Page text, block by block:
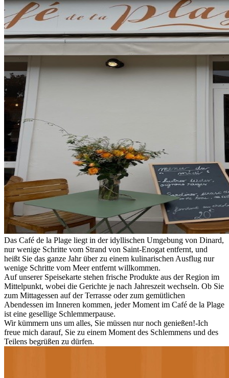
Das Café de la Plage liegt in der idyllischen Umgebung von Dinard,
nur wenige Schritte vom Strand von Saint-Enogat entfernt, und
heißt Sie das ganze Jahr über zu einem kulinarischen Ausflug nur
wenige Schritte vom Meer entfernt willkommen.
Auf unserer Speisekarte stehen frische Produkte aus der Region im
Mittelpunkt, wobei die Gerichte je nach Jahreszeit wechseln. Ob Sie
zum Mittagessen auf der Terrasse oder zum gemütlichen
Abendessen im Inneren kommen, jeder Moment im Café de la Plage
ist eine gesellige Schlemmerpause.
Wir kümmern uns um alles, Sie müssen nur noch genießen!-Ich
freue mich darauf, Sie zu einem Moment des Schlemmens und des
Teilens begrüßen zu dürfen.